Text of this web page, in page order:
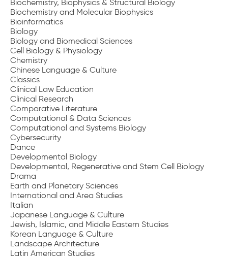
Biochemistry, Biophysics & Structural Biology
Biochemistry and Molecular Biophysics
Bioinformatics
Biology
Biology and Biomedical Sciences
Cell Biology & Physiology
Chemistry
Chinese Language & Culture
Classics
Clinical Law Education
Clinical Research
Comparative Literature
Computational & Data Sciences
Computational and Systems Biology
Cybersecurity
Dance
Developmental Biology
Developmental, Regenerative and Stem Cell Biology
Drama
Earth and Planetary Sciences
International and Area Studies
Italian
Japanese Language & Culture
Jewish, Islamic, and Middle Eastern Studies
Korean Language & Culture
Landscape Architecture
Latin American Studies